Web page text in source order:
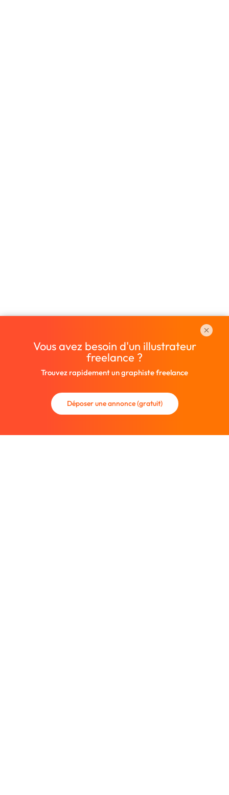
Vous avez besoin d'un illustrateur
freelance ?
Trouvez rapidement un graphiste freelance
Déposer une annonce (gratuit)